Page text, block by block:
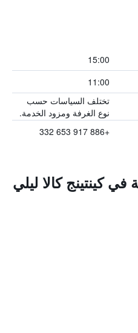
15:00
11:00
تختلف السياسات حسب
نوع الغرفة ومزود الخدمة.
+886 917 653 332
في كينتينج كالا ليلي